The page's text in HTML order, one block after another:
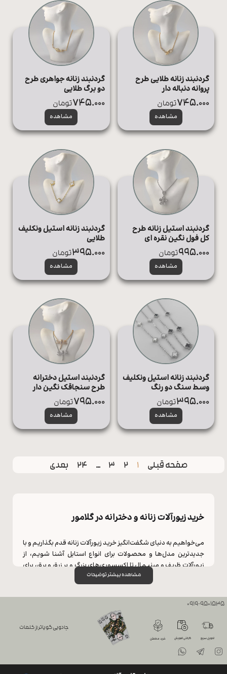
گردنبند زنانه طلایی طرح
پروانه دنباله دار
مشاهده
745.000تومان
گردنبند زنانه جواهری طرح
دو برگ طلایی
مشاهده
745.000تومان
گردنبند استیل زنانه طرح
کل فول نگین نقره ای
مشاهده
995.000تومان
گردنبند زنانه استیل ونکلیف
طلایی
مشاهده
395.000تومان
گردنبند زنانه استیل ونکلیف
وسط سنگ دو رنگ
مشاهده
395.000تومان
گردنبند استیل دخترانه
طرح سنجاقک نگین دار
مشاهده
795.000تومان
صفحه قبلی 1
2
3
…
24 بعدی
خرید زیورآلات زنانه و دخترانه در گلامور
می‌خواهیم به دنیای شگفت‌انگیز خرید زیورآلات زنانه قدم بگذاریم و با
جدیدترین مدل‌ها و محصولات برای انواع استایل آشنا شویم، از
زیورآلات ظریف و مینیمال تا اکسسوری‌های بزرگ و پر زرق و برق، برای
هر سلیقه‌ای یه چیزی پیدا میشه!
با ما همراه باشید تا بیشتر با انواع محصولات و ویژگی‌های زیورآلات
زنانه گلامور آشنا شویم.
تنوع بالای زیورآلات زنانه جدید
وقتی پا به دنیای خرید زیورآلات زنانه جدید می‌گذارید، خود را آماده
سفری در میان رنگ‌ها، فرم‌ها، خطوط صاف، خطوط منحنی و در
مشاهده بیشتر توضیحات
0919-9501535
تحویل سریع گارانتی تعویض خرید مطمئن
جادویی گویاتر از کلمات